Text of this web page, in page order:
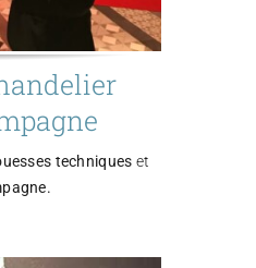
techniques et